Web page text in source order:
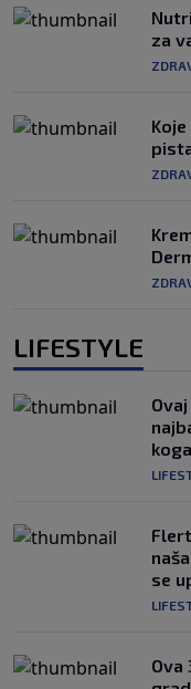
za
LIFESTYLE
se
Ova